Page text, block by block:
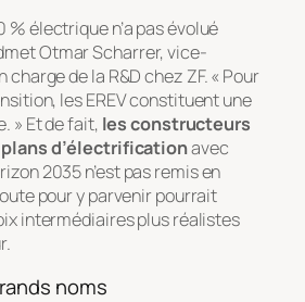
% électrique n’a pas évolué
Otmar Scharrer, vice-
de la R&D chez ZF. « Pour
les EREV constituent une
» Et de fait, les constructeurs
d’électrificationavec
2035 n’est pas remis en
pour y parvenir pourrait
intermédiaires plus réalistes
noms